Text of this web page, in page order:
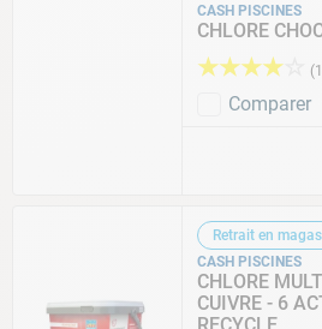
CASH PISCINES
CHLORE
★★★★ (
Comparer
Retrait en
CASH PISCINES
CHLORE
CUIVRE - 6